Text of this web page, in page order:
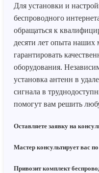
Для установки и
беспроводного
обращаться к
десяти лет опыта наших
гарантировать
оборудования.
установка антенн в
сигнала в
помогут вам решить
Оставляете заявку на
Мастер консультирует вас
Привозит комплект